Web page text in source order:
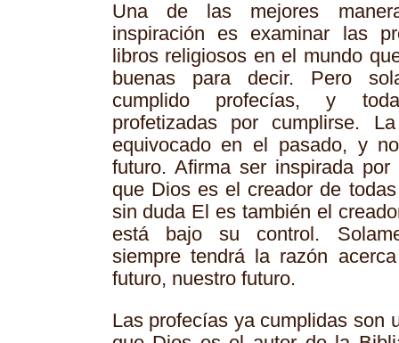
Una de las mejores
inspiración es examinar las
libros religiosos en el mundo
buenas para decir. Pero
cumplido profecías, y
profetizadas por cumplirse.
equivocado en el pasado, y
futuro. Afirma ser inspirada
que Dios es el creador de
sin duda El es también el
está bajo su control.
siempre tendrá la razón
futuro, nuestro futuro.
Las profecías ya cumplidas son